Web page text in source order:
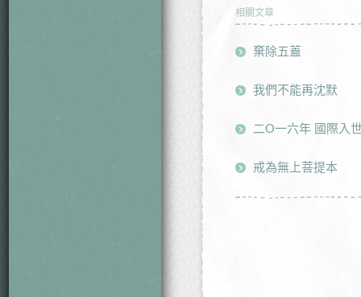
相關文章
棄除五蓋
我們不能再沈默
二O一六年 國際入
戒為無上菩提本